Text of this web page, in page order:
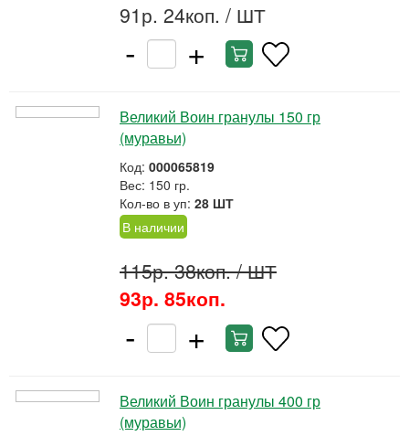
91р. 24коп. / ШТ
- +
Великий Воин гранулы 150 гр
(муравьи)
Код: 000065819
Вес: 150 гр.
Кол-во в уп: 28 ШТ
В наличии
115р. 38коп./ ШТ
93р. 85коп.
- +
Великий Воин гранулы 400 гр
(муравьи)